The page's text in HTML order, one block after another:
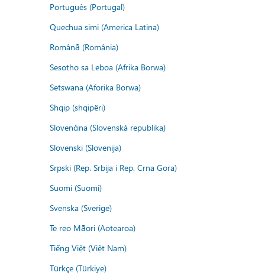
Português (Portugal)
Quechua simi (America Latina)
Română (România)
Sesotho sa Leboa (Afrika Borwa)
Setswana (Aforika Borwa)
Shqip (shqipëri)
Slovenčina (Slovenská republika)
Slovenski (Slovenija)
Srpski (Rep. Srbija i Rep. Crna Gora)
Suomi (Suomi)
Svenska (Sverige)
Te reo Māori (Aotearoa)
Tiếng Việt (Việt Nam)
Türkçe (Türkiye)